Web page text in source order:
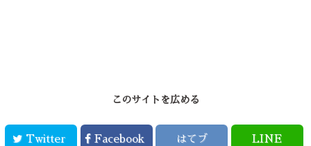
このサイトを広める
Twitter Facebook はてブ LINE